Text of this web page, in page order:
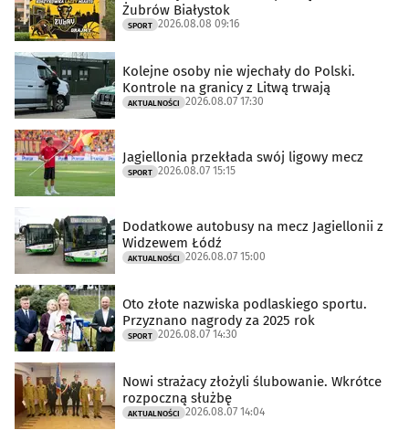
Żubrów Białystok
SPORT 2026.08.08 09:16
Kolejne osoby nie wjechały do Polski.
Kontrole na granicy z Litwą trwają
AKTUALNOŚCI 2026.08.07 17:30
Jagiellonia przekłada swój ligowy mecz
SPORT 2026.08.07 15:15
Dodatkowe autobusy na mecz Jagiellonii z
Widzewem Łódź
AKTUALNOŚCI 2026.08.07 15:00
Oto złote nazwiska podlaskiego sportu.
Przyznano nagrody za 2025 rok
SPORT 2026.08.07 14:30
Nowi strażacy złożyli ślubowanie. Wkrótce
rozpoczną służbę
AKTUALNOŚCI 2026.08.07 14:04